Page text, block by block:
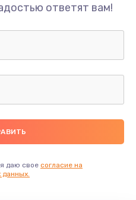
ответят вам!
даю свое согласие на
данных.